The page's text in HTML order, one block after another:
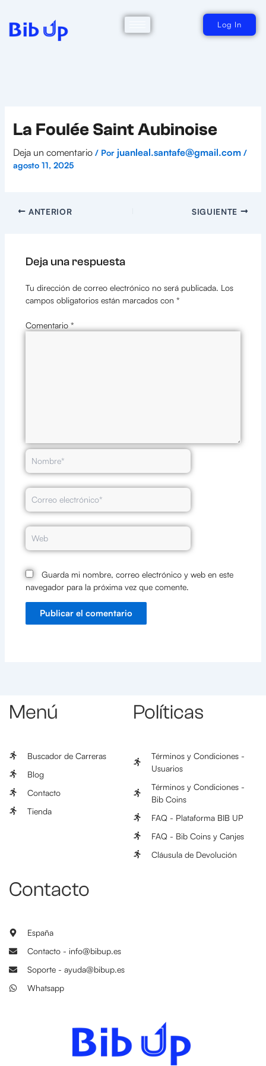
contenido
Log In
La Foulée Saint Aubinoise
Deja un comentario / Por juanleal.santafe@gmail.com /
agosto 11, 2025
ANTERIOR SIGUIENTE
Deja una respuesta
Tu dirección de correo electrónico no será publicada. Los
campos obligatorios están marcados con *
Comentario *
Nombre*
Correo
electrónico*
Web
Guarda mi nombre, correo electrónico y web en este
navegador para la próxima vez que comente.
Menú
Buscador de Carreras
Blog
Contacto
Tienda
Políticas
Términos y Condiciones -
Usuarios
Términos y Condiciones -
Bib Coins
FAQ - Plataforma BIB UP
FAQ - Bib Coins y Canjes
Cláusula de Devolución
Contacto
España
Contacto - info@bibup.es
Soporte - ayuda@bibup.es
Whatsapp